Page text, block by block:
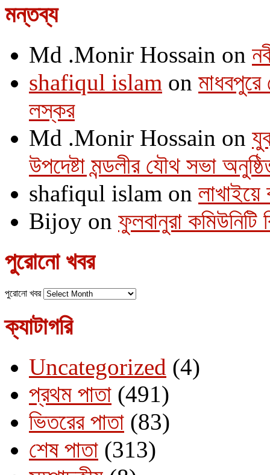
মন্তব্য
Md .Monir Hossain on
shafiqul islam on
লস্কর
Md .Monir Hossain on
উপদেষ্টা মন্ডলীর যৌথ সভা
shafiqul islam on
Bijoy on ফুলবানুরা
পুরোনো খবর
পুরোনো খবর
ক্যাটাগরি
Uncategorized (4)
প্রথম পাতা (491)
ভিতরের পাতা (83)
শেষ পাতা (313)